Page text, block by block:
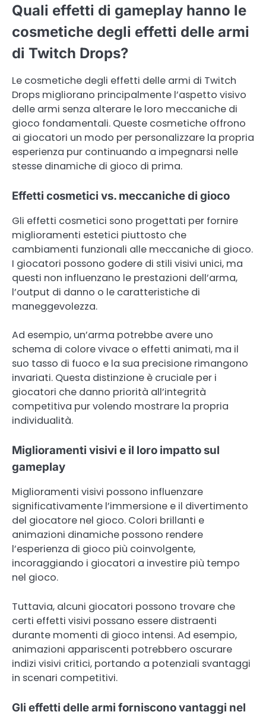
Quali effetti di gameplay hanno le
cosmetiche degli effetti delle armi
di Twitch Drops?
Le cosmetiche degli effetti delle armi di Twitch
Drops migliorano principalmente l’aspetto visivo
delle armi senza alterare le loro meccaniche di
gioco fondamentali. Queste cosmetiche offrono
ai giocatori un modo per personalizzare la propria
esperienza pur continuando a impegnarsi nelle
stesse dinamiche di gioco di prima.
Effetti cosmetici vs. meccaniche di gioco
Gli effetti cosmetici sono progettati per fornire
miglioramenti estetici piuttosto che
cambiamenti funzionali alle meccaniche di gioco.
I giocatori possono godere di stili visivi unici, ma
questi non influenzano le prestazioni dell’arma,
l’output di danno o le caratteristiche di
maneggevolezza.
Ad esempio, un’arma potrebbe avere uno
schema di colore vivace o effetti animati, ma il
suo tasso di fuoco e la sua precisione rimangono
invariati. Questa distinzione è cruciale per i
giocatori che danno priorità all’integrità
competitiva pur volendo mostrare la propria
individualità.
Miglioramenti visivi e il loro impatto sul
gameplay
Miglioramenti visivi possono influenzare
significativamente l’immersione e il divertimento
del giocatore nel gioco. Colori brillanti e
animazioni dinamiche possono rendere
l’esperienza di gioco più coinvolgente,
incoraggiando i giocatori a investire più tempo
nel gioco.
Tuttavia, alcuni giocatori possono trovare che
certi effetti visivi possano essere distraenti
durante momenti di gioco intensi. Ad esempio,
animazioni appariscenti potrebbero oscurare
indizi visivi critici, portando a potenziali svantaggi
in scenari competitivi.
Gli effetti delle armi forniscono vantaggi nel